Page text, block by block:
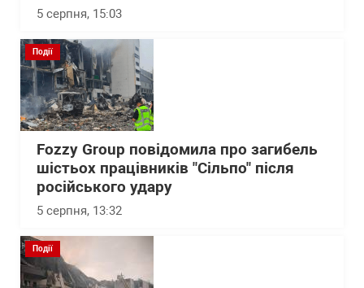
5 серпня, 15:03
Події
Fozzy Group повідомила про загибель
шістьох працівників "Сільпо" після
російського удару
5 серпня, 13:32
Події